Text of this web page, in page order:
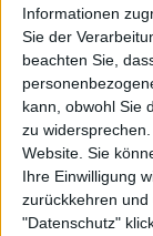
Informationen
Sie der
beachten Sie,
kann, obwohl Sie
zu
Website. Sie
Ihre Einwilligung
zurückkehren
"Datenschutz"